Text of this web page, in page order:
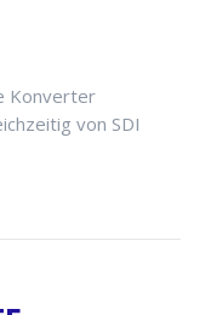
Konverter
von SDI